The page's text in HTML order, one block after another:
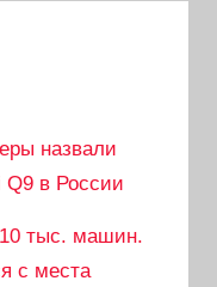
назвали
Q9 в России
тыс. машин.
с места